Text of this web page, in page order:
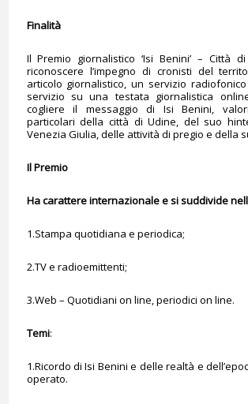
Finalità
Il Premio giornalistico ‘Isi Benini’ – Città
riconoscere l’impegno di cronisti del
articolo giornalistico, un servizio
servizio su una testata giornalistica
cogliere il messaggio di Isi Benini,
particolari della città di Udine, del suo
Venezia Giulia, delle attività di pregio e della
Il Premio
Ha carattere internazionale e si suddivide
1.Stampa quotidiana e periodica;
2.TV e radioemittenti;
3.Web – Quotidiani on line, periodici on line.
Temi:
1.Ricordo di Isi Benini e delle realtà e
operato.